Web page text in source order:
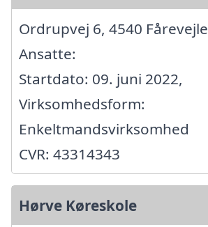
Ordrupvej 6, 4540 Fårevejle
Ansatte:
Startdato: 09. juni 2022,
Virksomhedsform:
Enkeltmandsvirksomhed
CVR: 43314343
Hørve Køreskole